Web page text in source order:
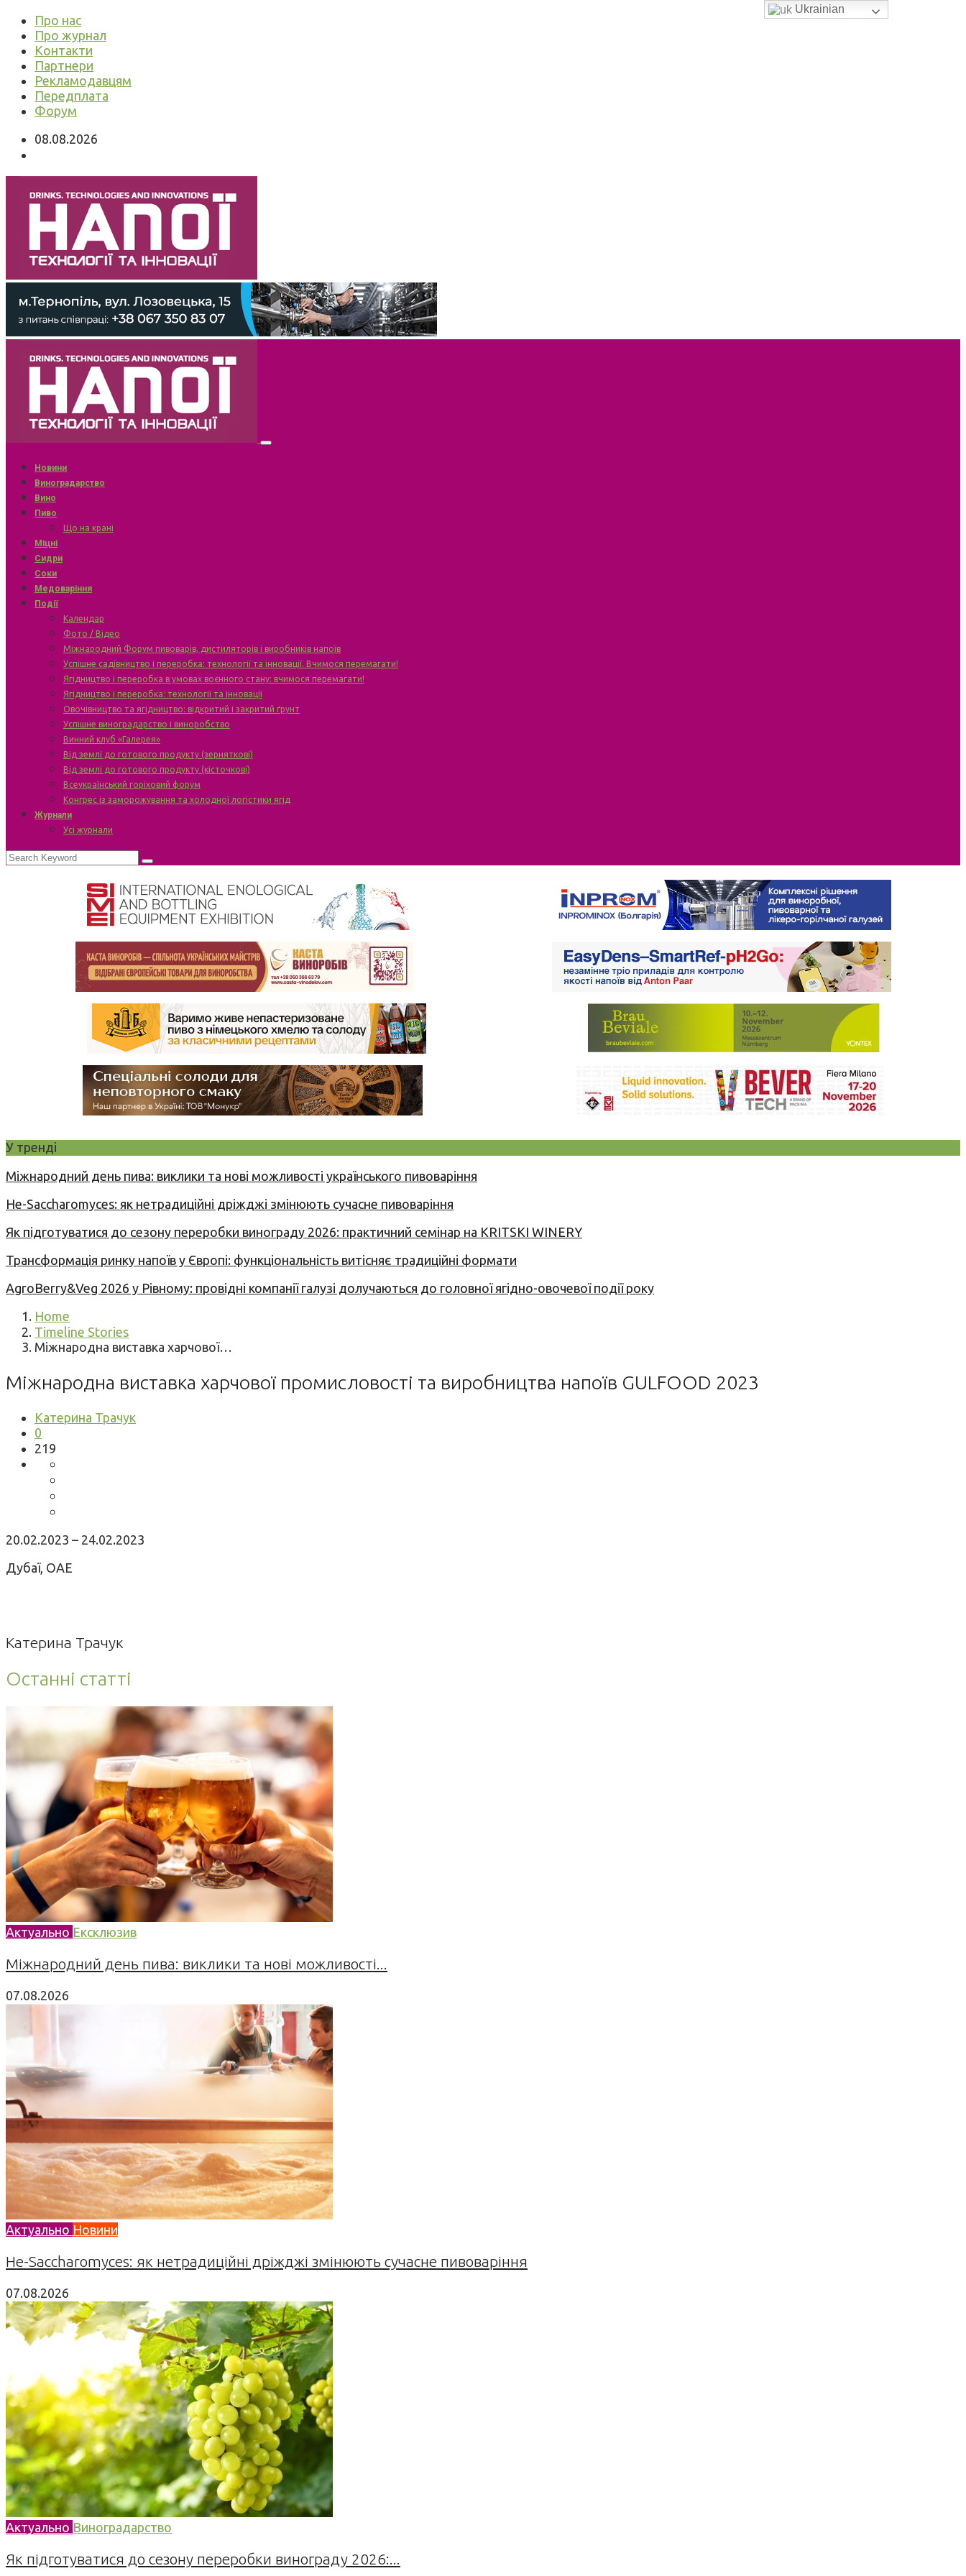
Про нас
Про журнал
Контакти
Партнери
Рекламодавцям
Передплата
Форум
08.08.2026
Новини
Виноградарство
Вино
Пиво
Що на крані
Міцні
Сидри
Соки
Медоваріння
Події
Календар
Фото / Відео
Міжнародний Форум пивоварів, дистиляторів і виробників напоїв
Успішне садівництво і переробка: технології та інновації. Вчимося перемагати!
Ягідництво і переробка в умовах воєнного стану: вчимося перемагати!
Ягідництво і переробка: технології та інновації
Овочівництво та ягідництво: відкритий і закритий ґрунт
Успішне виноградарство і виноробство
Винний клуб «Галерея»
Від землі до готового продукту (зерняткові)
Від землі до готового продукту (кісточкові)
Всеукраїнський горіховий форум
Конгрес із заморожування та холодної логістики ягід
Журнали
Усі журнали
У тренді
Міжнародний день пива: виклики та нові можливості українського пивоваріння
Не-Saccharomyces: як нетрадиційні дріжджі змінюють сучасне пивоваріння
Як підготуватися до сезону переробки винограду 2026: практичний семінар на KRITSKI WINERY
Трансформація ринку напоїв у Європі: функціональність витісняє традиційні формати
AgroBerry&Veg 2026 у Рівному: провідні компанії галузі долучаються до головної ягідно-овочевої події року
Home
Timeline Stories
Міжнародна виставка харчової…
Міжнародна виставка харчової промисловості та виробництва напоїв GULFOOD 2023
Катерина Трачук
0
219
20.02.2023 – 24.02.2023
Дубаї, ОАЕ
Катерина Трачук
Останні статті
Актуально Ексклюзив
Міжнародний день пива: виклики та нові можливості...
07.08.2026
Актуально Новини
Не-Saccharomyces: як нетрадиційні дріжджі змінюють сучасне пивоваріння
07.08.2026
Актуально Виноградарство
Як підготуватися до сезону переробки винограду 2026:...
Ukrainian